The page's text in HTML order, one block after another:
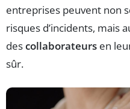
entreprises peuvent non
risques d’incidents, mais
descollaborateurs en
sûr.